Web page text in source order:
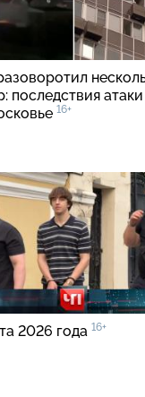
последствия
16+
2026 года 16+